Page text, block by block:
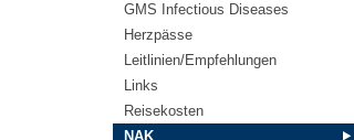
GMS Infectious Diseases
Herzpässe
Leitlinien/Empfehlungen
Links
Reisekosten
NAK